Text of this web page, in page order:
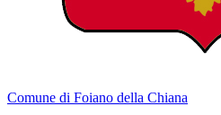
Comune di Foiano della Chiana